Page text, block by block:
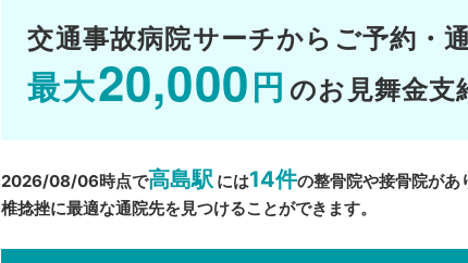
交通事故病院サーチから ご予約・
最大20,000 円 のお見舞金支
2026/08/06時点で高島駅 には14件の整骨院や接骨院があ
椎捻挫に最適な通院先を見つけることができます。